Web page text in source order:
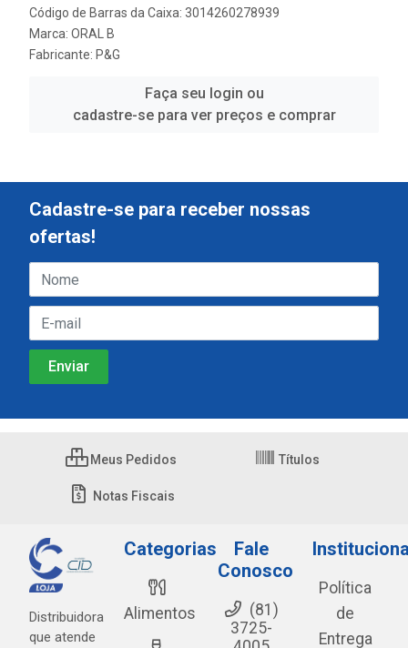
Código de Barras da Caixa: 3014260278939
Marca: ORAL B
Fabricante: P&G
Faça seu login ou
cadastre-se para ver preços e comprar
Cadastre-se para receber nossas
ofertas!
Meus Pedidos Títulos
Notas Fiscais
Distribuidora
que atende
Categorias
Alimentos
Fale
Conosco
(81)
3725-
Política
de
Entrega